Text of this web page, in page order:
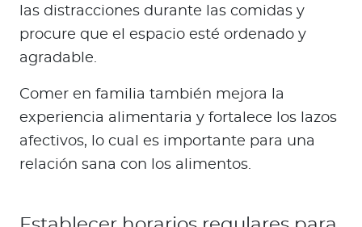
las distracciones durante las comidas y
procure que el espacio esté ordenado y
agradable.
Comer en familia también mejora la
experiencia alimentaria y fortalece los lazos
afectivos, lo cual es importante para una
relación sana con los alimentos.